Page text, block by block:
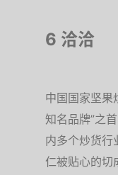
6 洽洽
中国国家坚果
知名品牌”之
内多个炒货行
仁被贴心的切